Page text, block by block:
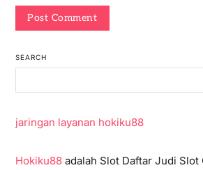
SEARCH
jaringan layanan hokiku88
Hokiku88adalah Slot Daftar Judi Slot